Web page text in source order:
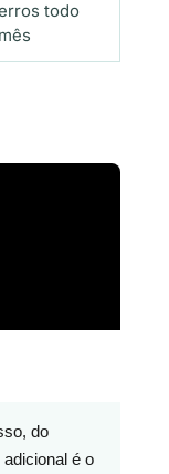
todo
mês
do
é o